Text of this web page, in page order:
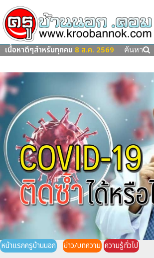
เนื้อหาดีๆสำหรับทุกคน 8 ส.ค. 2569 ค้นหา
หน้าแรกครูบ้านนอก ข่าว/บทความ ความรู้ทั่วไป